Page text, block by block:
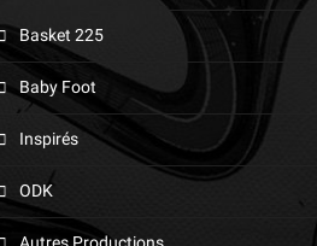
Basket 225
Baby Foot
Inspirés
ODK